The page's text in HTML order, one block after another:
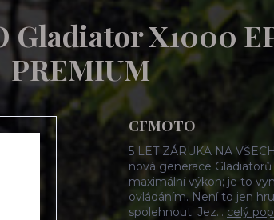
X1000
PREMIUM
CFMOTO
5 LET ZÁRUKA NA
nová generace
maximální výkon; je to
ovládáním. Není to jen
spolehnout. Jez...celý